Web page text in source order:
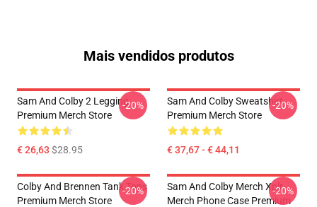
Mais vendidos produtos
Sam And Colby 2 Legging
Premium Merch Store
€ 26,63 $28.95
-20%
Sam And Colby Sweatshirt
Premium Merch Store
€ 37,67 - € 44,11
-20%
Colby And Brennen Tank Tops
Premium Merch Store
-20%
Sam And Colby Merch Xplr
Merch Phone Case Premium
-20%